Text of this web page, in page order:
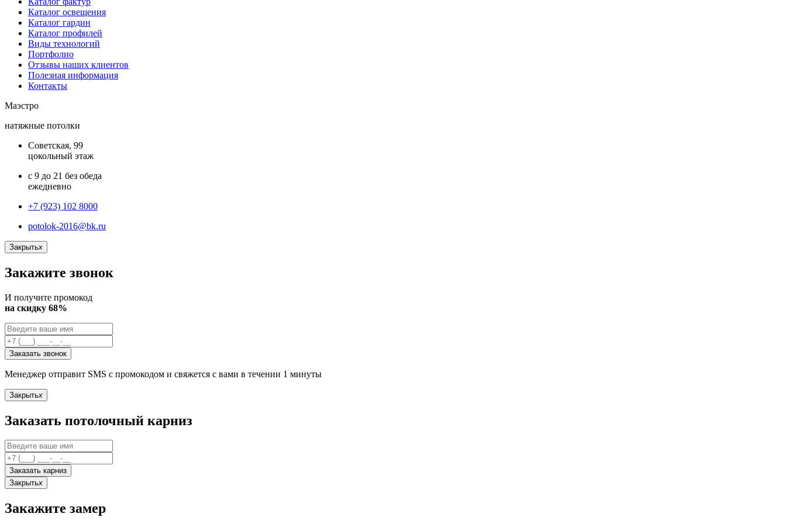
Каталог освещения
Каталог гардин
Каталог профилей
Виды технологий
Портфолио
Отзывы наших клиентов
Полезная информация
Контакты
Маэстро
натяжные потолки
Советская, 99
цокольный этаж
с 9 до 21 без обеда
ежедневно
+7 (923) 102 8000
potolok-2016@bk.ru
Закрытьx
Закажите звонок
И получите промокод
на скидку 68%
Заказать звонок
Менеджер отправит SMS с промокодом и свяжется с вами в течении 1 минуты
Закрытьx
Заказать потолочный карниз
Заказать карниз
Закрытьx
Закажите замер